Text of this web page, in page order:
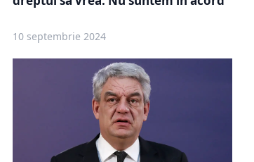
10 septembrie 2024